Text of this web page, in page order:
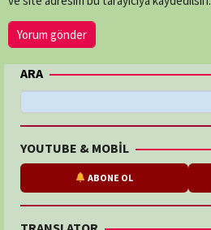
ARA
YOUTUBE & MOBİL
ABONE OL